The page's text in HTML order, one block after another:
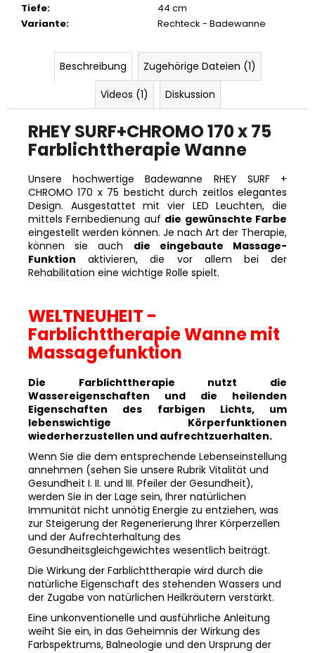
Tiefe:
44 cm
Variante: Rechteck - Badewanne
Beschreibung
Zugehörige Dateien (1)
Videos (1)
Diskussion
RHEY SURF+CHROMO 170 x 75
Farblichttherapie Wanne
Unsere hochwertige Badewanne RHEY SURF +
CHROMO 170 x 75 besticht durch zeitlos elegantes
Design. Ausgestattet mit vier LED Leuchten, die
mittels Fernbedienung auf die gewünschte Farbe
eingestellt werden können. Je nach Art der Therapie,
können sie auch die eingebaute Massage-
Funktion aktivieren, die vor allem bei der
Rehabilitation eine wichtige Rolle spielt.
WELTNEUHEIT -
Farblichttherapie Wanne mit
Massagefunktion
Die Farblichttherapie nutzt die
Wassereigenschaften und die heilenden
Eigenschaften des farbigen Lichts, um
lebenswichtige Körperfunktionen
wiederherzustellen und aufrechtzuerhalten.
Wenn Sie die dem entsprechende Lebenseinstellung
annehmen (sehen Sie unsere Rubrik Vitalität und
Gesundheit I. II. und III. Pfeiler der Gesundheit),
werden Sie in der Lage sein, Ihrer natürlichen
Immunität nicht unnötig Energie zu entziehen, was
zur Steigerung der Regenerierung Ihrer Körperzellen
und der Aufrechterhaltung des
Gesundheitsgleichgewichtes wesentlich beiträgt.
Die Wirkung der Farblichttherapie wird durch die
natürliche Eigenschaft des stehenden Wassers und
der Zugabe von natürlichen Heilkräutern verstärkt.
Eine unkonventionelle und ausführliche Anleitung
weiht Sie ein, in das Geheimnis der Wirkung des
Farbspektrums, Balneologie und den Ursprung der